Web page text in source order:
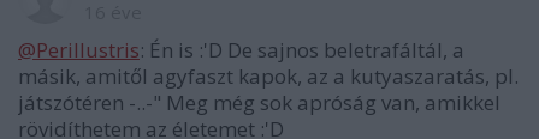
@Perillustris: Én is :'D De sajnos beletrafáltál, a
másik, amitől agyfaszt kapok, az a kutyaszaratás, pl.
játszótéren -..-" Meg még sok apróság van, amikkel
rövidíthetem az életemet :'D